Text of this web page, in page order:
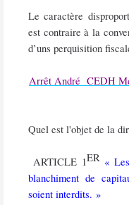
Le caractère
est contraire à la
d’uns perquisition
Arrêt André CEDH
Quel est l'objet de la
ARTICLE 1ER «
blanchiment de
soient interdits. »